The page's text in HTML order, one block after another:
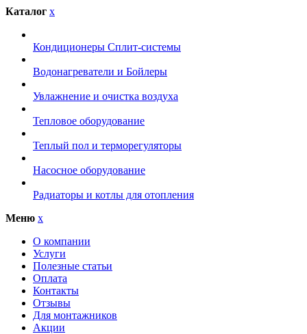
Каталог x
Кондиционеры Сплит-системы
Водонагреватели и Бойлеры
Увлажнение и очистка воздуха
Тепловое оборудование
Теплый пол и терморегуляторы
Насосное оборудование
Радиаторы и котлы для отопления
Меню x
О компании
Услуги
Полезные статьи
Оплата
Контакты
Отзывы
Для монтажников
Акции